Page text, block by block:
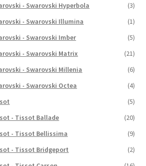
- Swarovski Hyperbola
(3)
- Swarovski Illumina
(1)
- Swarovski Imber
(5)
- Swarovski Matrix
(21)
- Swarovski Millenia
(6)
- Swarovski Octea
(4)
(5)
- Tissot Ballade
(20)
- Tissot Bellissima
(9)
- Tissot Bridgeport
(2)